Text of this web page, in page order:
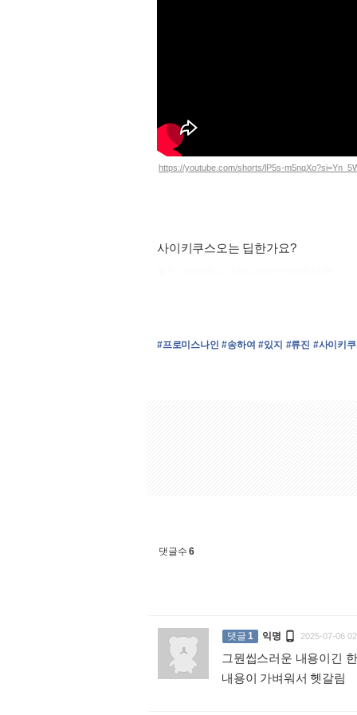
https://youtube.com/shorts/lP5s-
사이키쿠스오는 딥한가요?
#프로미스나인 #송하여 #있지 #류진 #사이키
댓글수6
댓글1 익명  2025-07-06
그뭔씹스러운 내용이긴
내용이 가벼워서 헷갈림